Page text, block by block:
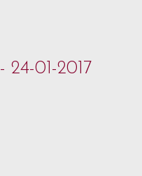
- 24-01-2017